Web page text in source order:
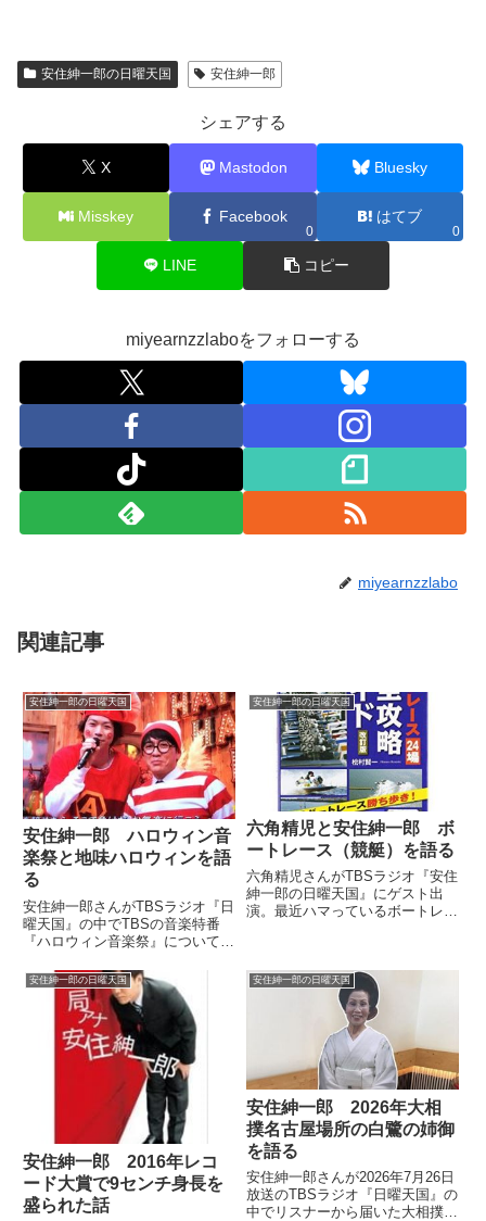
安住紳一郎の日曜天国 安住紳一郎
シェアする
X Mastodon Bluesky
Misskey Facebook
0
はてブ
0
LINE コピー
miyearnzzlaboをフォローする
miyearnzzlabo
関連記事
安住紳一郎の日曜天国
安住紳一郎 ハロウィン音
楽祭と地味ハロウィンを語
る
安住紳一郎さんがTBSラジオ『日
曜天国』の中でTBSの音楽特番
『ハロウィン音楽祭』についてト
去の仮装やイベント・地味ハロウ
ィン、そして「ハロウィーーン」
と言い続ける意味などについて話
していました。
安住紳一郎の日曜天国
六角精児と安住紳一郎 ボ
ートレース（競艇）を語る
六角精児さんがTBSラジオ『安住
紳一郎の日曜天国』にゲスト出
演。最近ハマっているボートレー
たこと。続いては「競艇はじめま
した」。（六角精児）最近とい
安住紳一郎の日曜天国
安住紳一郎 2016年レコ
ード大賞で9センチ身長を
盛られた話
安住紳一郎の日曜天国
安住紳一郎 2026年大相
撲名古屋場所の白鷺の姉御
を語る
安住紳一郎さんが2026年7月26日
放送のTBSラジオ『日曜天国』の
中でリスナーから届いた大相撲名